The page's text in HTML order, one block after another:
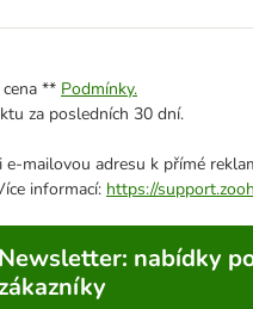
** Podmínky.
za posledních 30 dní.
mailovou adresu k přímé
informací: https://
Newsletter: nabídky
zákazníky